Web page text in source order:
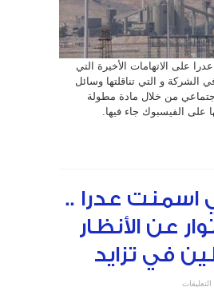
على الاتهامات الأخيرة التي
و التي تناقلتها وسائل
من خلال مادة مطولة
على الفيسبوك جاء فيها.
عدرا ..
عن الأنظار
في تزايد
التعليقات